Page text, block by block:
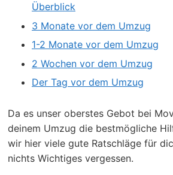
Überblick
3 Monate vor dem Umzug
1-2 Monate vor dem Umzug
2 Wochen vor dem Umzug
Der Tag vor dem Umzug
Da es unser oberstes Gebot bei
deinem Umzug die bestmögliche
wir hier viele gute Ratschläge für
nichts Wichtiges vergessen.